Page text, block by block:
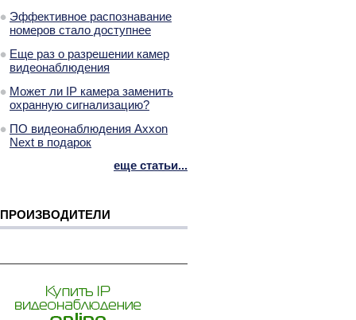
Эффективное распознавание
номеров стало доступнее
Еще раз о разрешении камер
видеонаблюдения
Может ли IP камера заменить
охранную сигнализацию?
ПО видеонаблюдения Axxon
Next в подарок
еще статьи...
ПРОИЗВОДИТЕЛИ